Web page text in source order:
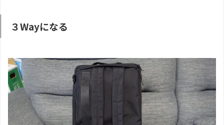
３Wayになる